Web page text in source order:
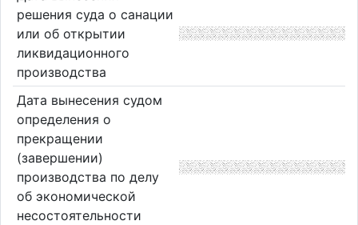
решения суда о санации
или об открытии
ликвидационного
производства
Дата вынесения судом
определения о
прекращении
(завершении)
производства по делу
об экономической
несостоятельности